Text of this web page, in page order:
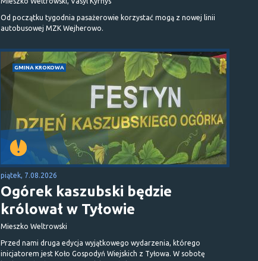
Od początku tygodnia pasażerowie korzystać mogą z nowej linii
autobusowej MZK Wejherowo.
GMINA KROKOWA
piątek, 7.08.2026
Ogórek kaszubski będzie
królował w Tyłowie
Mieszko Weltrowski
Przed nami druga edycja wyjątkowego wydarzenia, którego
inicjatorem jest Koło Gospodyń Wiejskich z Tyłowa. W sobotę